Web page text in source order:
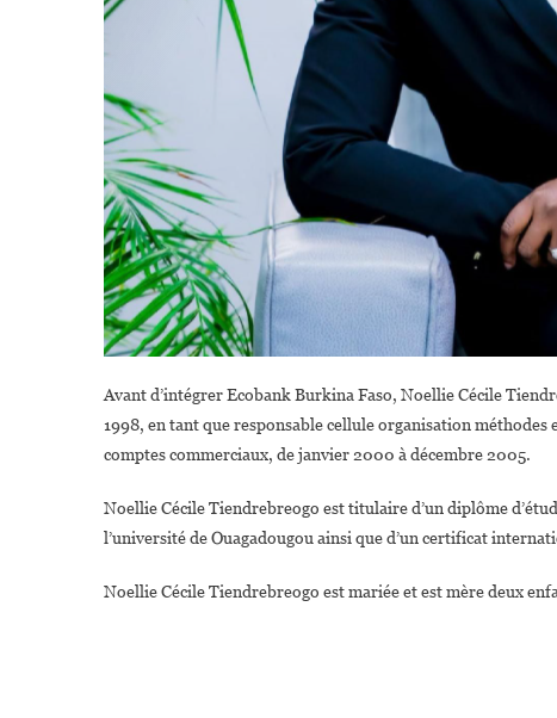
Avant d’intégrer Ecobank Burkina Faso, Noellie Cécile
1998, en tant que responsable cellule organisation
comptes commerciaux, de janvier 2000 à décembre 2005.
Noellie Cécile Tiendrebreogo est titulaire d’un diplôme
l’université de Ouagadougou ainsi que d’un certificat
Noellie Cécile Tiendrebreogo est mariée et est mère deux